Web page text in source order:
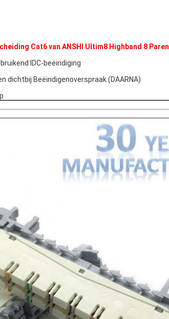
Cat6 van ANSHI Ultim8 Highband 8 Paren
IDC-beëindiging
dichtbij Beëindigenoverspraak (DAARNA)